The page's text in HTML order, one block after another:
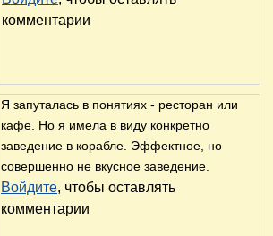
комментарии
Я запуталась в понятиях - ресторан или
кафе. Но я имела в виду конкретно
заведение в корабле. Эффектное, но
совершенно не вкусное заведение.
Войдите, чтобы оставлять
комментарии